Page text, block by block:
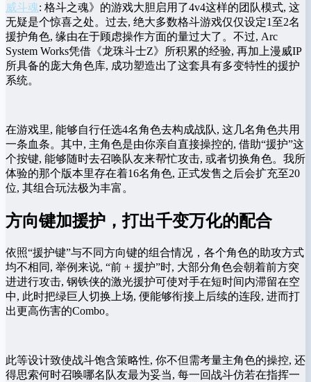
威斗魂: 格斗之魂》的游戏大胆启用了4v4这样的团队模式, 这
无疑是个惊喜之处。过去, 绝大多数格斗游戏仅仅设定1至2名
援护角色, 缘由在于顾虑操作方面的量过大了。不过, Arc
System Works凭借《龙珠斗士Z》所积累的经验, 再加上漫威IP
所具备的庞大角色库, 成功塑造出了这套具有多变特性的援护
系统。
在游戏里, 能够自行任选4名角色去构成战队, 这几名角色共用
一条血条。其中, 主角色是由你亲自直接操控的, 借助“援护”这
个按键, 能够随时去召唤队友来帮忙攻击, 或者切换角色。我所
体验的那个版本里存在着16名角色, 正式发售之后会扩充至20
位, 其组合玩法极为丰富。
方向键加援护，打出千变万化的配合
依照“援护键”与不同方向键的组合情况，各个角色的助攻方式
均不相同, 举例来说, “前 + 援护”时, 大部分角色会朝着前方突
进进行攻击, 钢铁侠的激光援护可使对手在短时间内滞留在空
中, 此时把绿巨人切换上场, 便能够衔接上后续的连段, 进而打
出更高伤害的Combo。
此等设计致使战斗饱含策略性, 你不但需考量主角色的操控, 还
得思索何时召唤哪名队友最为妥当, 每一回战斗仿若在指挥一